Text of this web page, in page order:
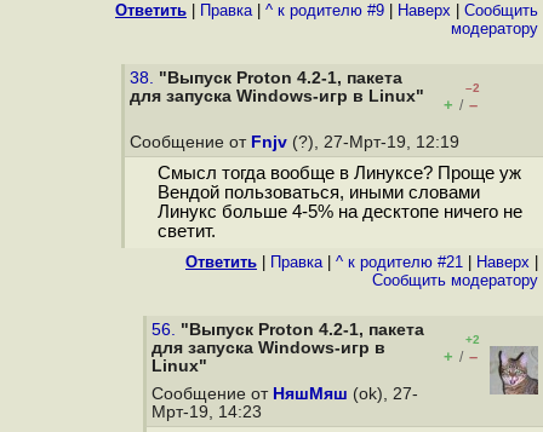
Ответить Правка| ^ к родителю #9 Наверх
Cообщить
модератору
38. "Выпуск Proton 4.2-1, пакета
для запуска Windows-игр в Linux"
–2
+ / –
Сообщение от Fnjv (?), 27-Мрт-19, 12:19
Смысл тогда вообще в Линуксе? Проще уж
Вендой пользоваться, иными словами
Линукс больше 4-5% на десктопе ничего не
светит.
Ответить Правка| ^ к родителю #21 Наверх
Cообщить модератору
56. "Выпуск Proton 4.2-1, пакета
для запуска Windows-игр в
Linux"
+2
+ / –
Сообщение от НяшМяш (ok), 27-
Мрт-19, 14:23